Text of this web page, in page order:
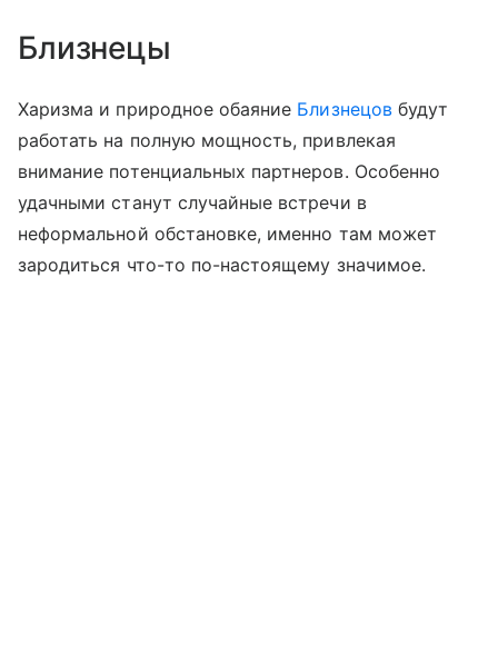
Близнецы
Харизма и природное обаяние Близнецовбудут
работать на полную мощность, привлекая
внимание потенциальных партнеров. Особенно
удачными станут случайные встречи в
неформальной обстановке, именно там может
зародиться что-то по-настоящему значимое.